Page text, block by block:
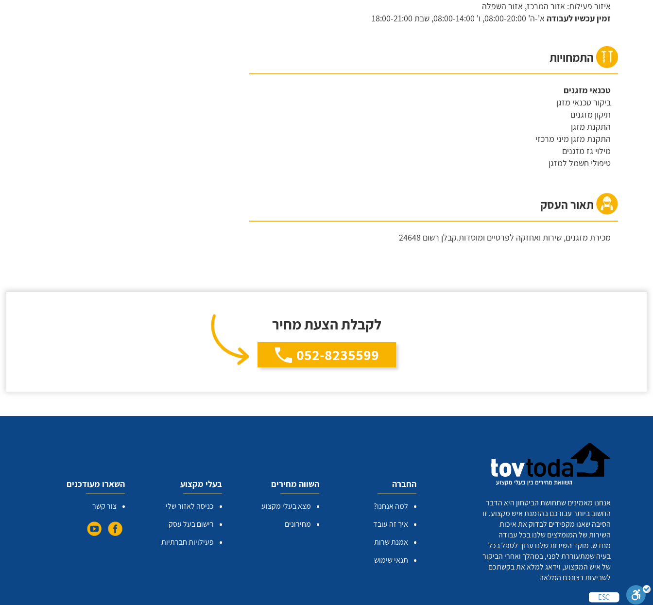
איזור פעילות: אזור המרכז, אזור השפלה
זמין עכשיו לעבודהא'-ה' 08:00-20:00, ו' 08:00-14:00, שבת 18:00-21:00
התמחויות
טכנאי מזגנים
ביקור טכנאי מזגן
תיקון מזגנים
התקנת מזגן
התקנת מזגן מיני מרכזי
מילוי גז מזגנים
טיפולי חשמל למזגן
תאור העסק
מכירת מזגנים, שירות ואחזקה לפרטיים ומוסדות.קבלן רשום 24648
לקבלת הצעת מחיר
052-8235599
אנחנו מאמינים שתחושת הביטחון היא הדבר
החשוב ביותר עבורכם בהזמנת איש מקצוע. זו
הסיבה שאנו מקפידים לבדוק את איכות
השירות של המומלצים שלנו בכל עבודה
מחדש. מוקד השירות שלנו ערוך לטפל בכל
בעיה שמתעוררת לפני, במהלך ואחרי הביקור
של איש המקצוע, וידאג למלא את בקשתכם
לשביעות רצונכם המלאה
החברה
למה אנחנו?
איך זה עובד
אמנת שרות
תנאי שימוש
השווה מחירים
מצא בעלי מקצוע
מחירונים
בעלי מקצוע
כניסה לאזור שלי
רישום בעל עסק
פעילויות חברתיות
השארו מעודכנים
צור קשר
ESC